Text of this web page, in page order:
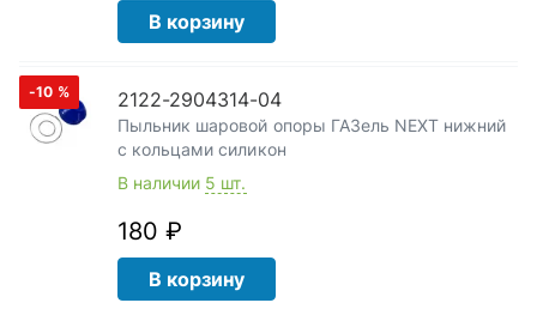
В корзину
-10 % 2122-2904314-04
Пыльник шаровой опоры ГАЗель NEXT нижний
с кольцами силикон
В наличии 5 шт.
180 ₽
В корзину